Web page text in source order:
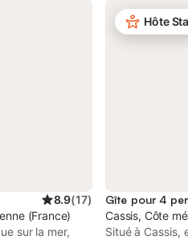
8.9(17)
(France)
sur la mer,
Hôte
Gîte pour 4
Cassis, Côte
Situé à Cassis,